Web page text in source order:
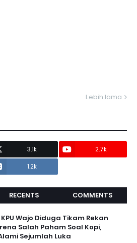
Lebih lama
3.1k
2.7k
1.2k
RECENTS COMMENTS
Wajo Diduga Tikam Rekan
Salah Paham Soal Kopi,
Sejumlah Luka